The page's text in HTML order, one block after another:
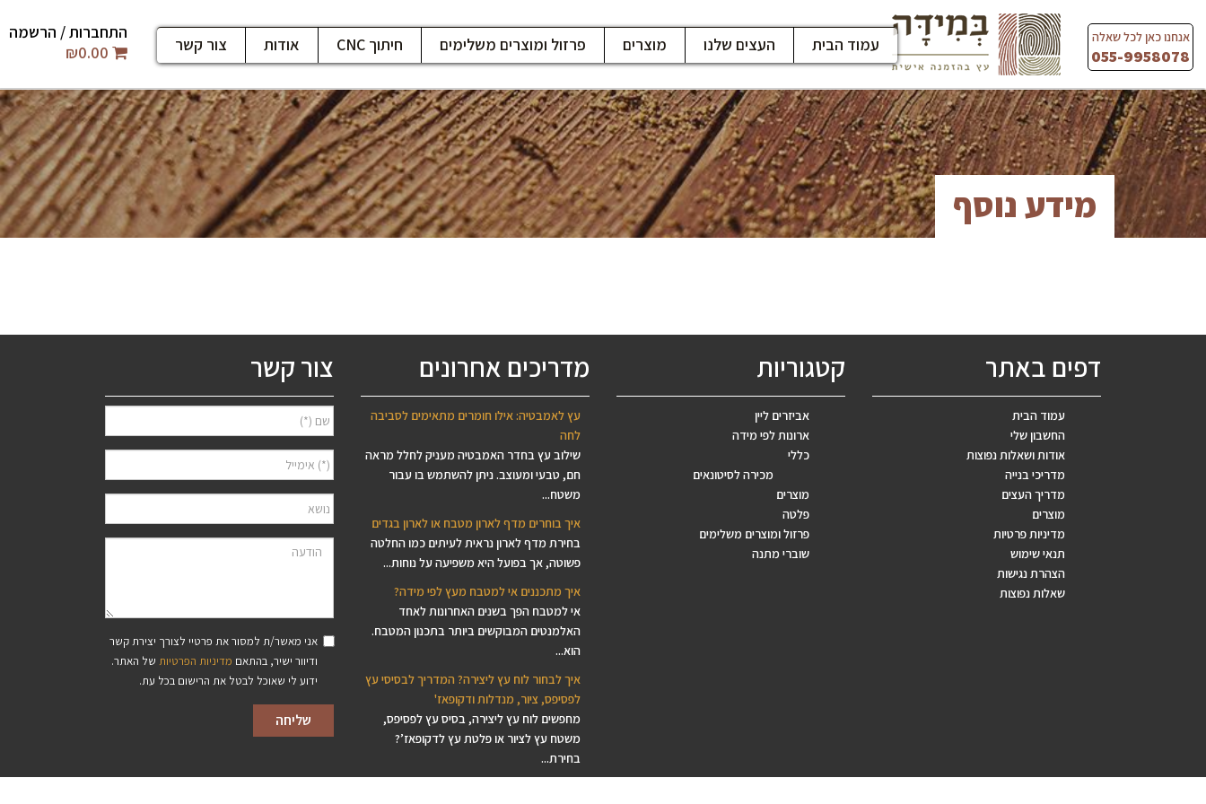
content
אנחנו כאן לכל שאלה
055-9958078
עמוד הבית העצים שלנו מוצרים פרזול ומוצרים משלימים חיתוך CNC אודות צור קשר
התחברות / הרשמה
₪0.00
מידע נוסף
דפים באתר
עמוד הבית
החשבון שלי
אודות ושאלות נפוצות
מדריכי בנייה
מדריך העצים
מוצרים
מדיניות פרטיות
תנאי שימוש
הצהרת נגישות
שאלות נפוצות
קטגוריות
אביזרים ליין
ארונות לפי מידה
כללי
מכירה לסיטונאים
מוצרים
פלטה
פרזול ומוצרים משלימים
שוברי מתנה
מדריכים אחרונים
עץ לאמבטיה: אילו חומרים מתאימים לסביבה
לחה
שילוב עץ בחדר האמבטיה מעניק לחלל מראה
חם, טבעי ומעוצב. ניתן להשתמש בו עבור
משטח...
איך בוחרים מדף לארון מטבח או לארון בגדים
בחירת מדף לארון נראית לעיתים כמו החלטה
פשוטה, אך בפועל היא משפיעה על נוחות...
איך מתכננים אי למטבח מעץ לפי מידה?
אי למטבח הפך בשנים האחרונות לאחד
האלמנטים המבוקשים ביותר בתכנון המטבח.
הוא...
איך לבחור לוח עץ ליצירה? המדריך לבסיסי עץ
לפסיפס, ציור, מנדלות ודקופאז'
מחפשים לוח עץ ליצירה, בסיס עץ לפסיפס,
משטח עץ לציור או פלטת עץ לדקופאז’?
בחירת...
צור קשר
אני מאשר/ת למסור את פרטיי לצורך יצירת קשר
ודיוור ישיר, בהתאם מדיניות הפרטיות של האתר.
ידוע לי שאוכל לבטל את הרישום בכל עת.